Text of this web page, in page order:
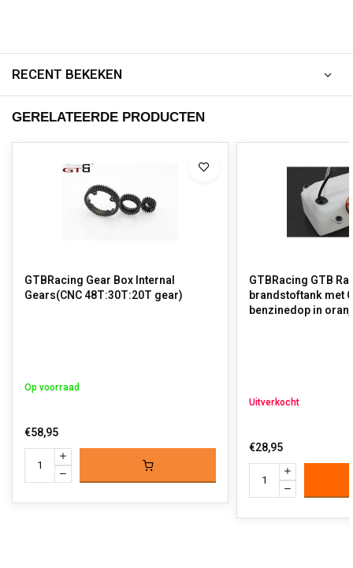
RECENT BEKEKEN
GERELATEERDE PRODUCTEN
GTBRacing Gear Box Internal
Gears(CNC 48T:30T:20T gear)
Op voorraad
€58,95
GTBRacing GTB
brandstoftank met
benzinedop in
Uitverkocht
€28,95